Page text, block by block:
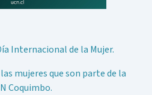
Internacional de la Mujer.
mujeres que son parte de la
Coquimbo.